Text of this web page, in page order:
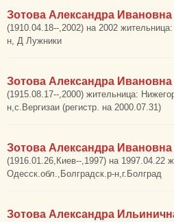
Зотова Александра Ивановна
(1910.04.18--,2002) на 2002
н, Д Лужники
Зотова Александра Ивановна
(1915.08.17--,2000) жительница:
н,с.Вергизаи (регистр. на 2000.07.31)
Зотова Александра Ивановна
(1916.01.26,Киев--,1997) на 1997.04.22
Одесск.обл.,Болградск.р-н,г.Болград
Зотова Александра